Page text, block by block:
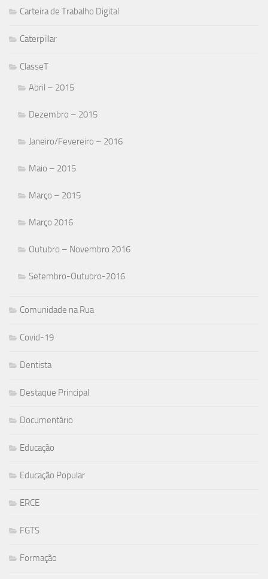
Carteira de Trabalho Digital
Caterpillar
ClasseT
Abril – 2015
Dezembro – 2015
Janeiro/Fevereiro – 2016
Maio – 2015
Março – 2015
Março 2016
Outubro – Novembro 2016
Setembro-Outubro-2016
Comunidade na Rua
Covid-19
Dentista
Destaque Principal
Documentário
Educação
Educação Popular
ERCE
FGTS
Formação